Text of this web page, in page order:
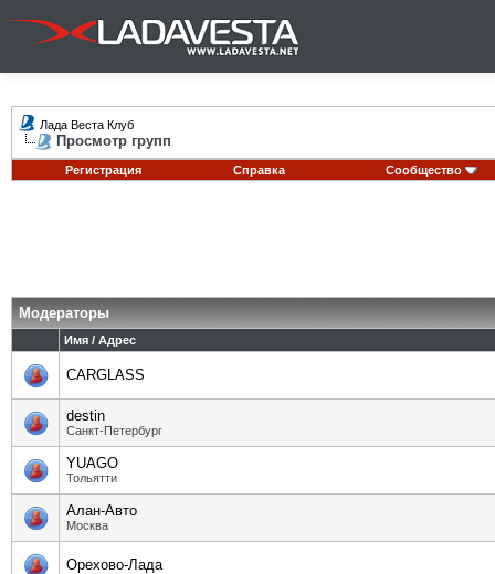
Лада Веста Клуб
Просмотр групп
Регистрация Справка Сообщество
Модераторы
Имя / Адрес
CARGLASS
destin
Санкт-Петербург
YUAGO
Тольятти
Алан-Авто
Москва
Орехово-Лада